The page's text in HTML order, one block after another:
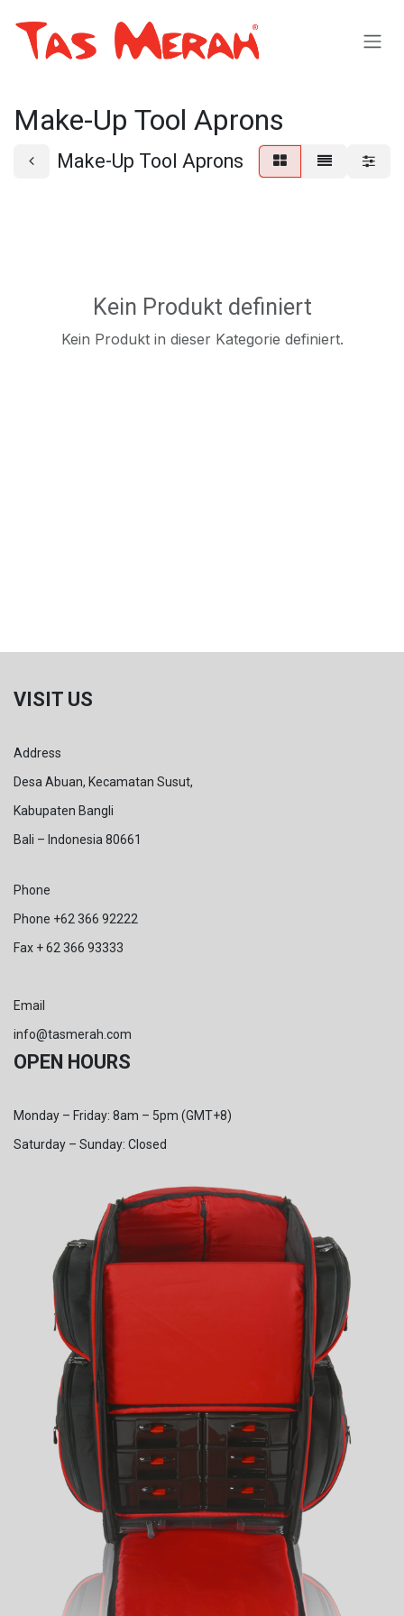
Make-Up Tool Aprons
Make-Up Tool Aprons
Kein Produkt definiert
Kein Produkt in dieser Kategorie definiert.
VISIT US
Address
Desa Abuan, Kecamatan Susut,
Kabupaten Bangli
Bali – Indonesia 80661
Phone
Phone +62 366 92222
Fax + 62 366 93333
Email
info@tasmerah.com
OPEN HOURS
Monday – Friday: 8am – 5pm (GMT+8)
Saturday – Sunday: Closed